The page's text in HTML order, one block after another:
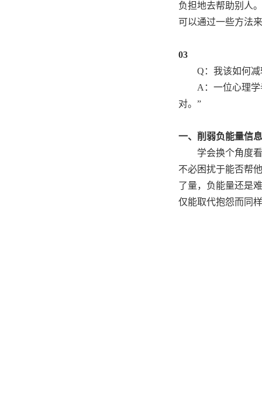
负担地去帮助别人。
可以通过一些方法
03
Q：我该如何
A：一位心理
对。”
一、削弱负能量信
学会换个角度
不必困扰于能否帮
了量，负能量还是
仅能取代抱怨而同